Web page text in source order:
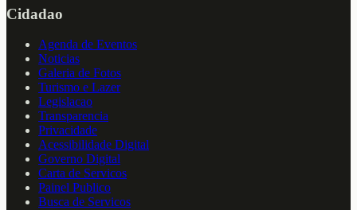
Cidadao
Agenda de Eventos
Noticias
Galeria de Fotos
Turismo e Lazer
Legislacao
Transparencia
Privacidade
Acessibilidade Digital
Governo Digital
Carta de Servicos
Painel Publico
Busca de Servicos